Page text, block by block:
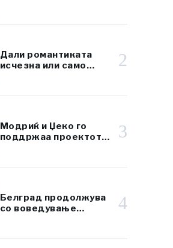
Дали романтиката
исчезна или само
2
Модриќ и Џеко го
поддржаа проектот
3
Белград продолжува
со воведување
4